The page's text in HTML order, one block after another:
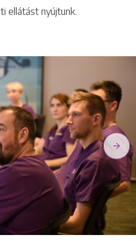
ellátást nyújtunk.